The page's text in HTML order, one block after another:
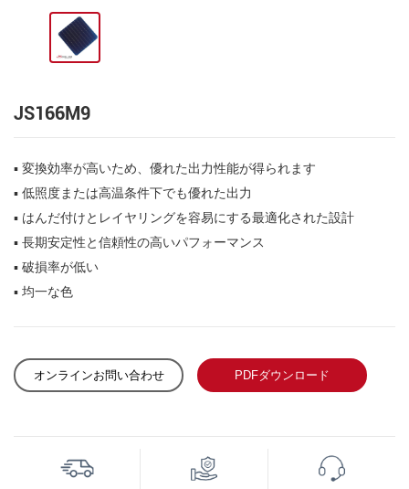
JS166M9
▪ 変換効率が高いため、優れた出力性能が得られます
▪ 低照度または高温条件下でも優れた出力
▪ はんだ付けとレイヤリングを容易にする最適化された設計
▪ 長期安定性と信頼性の高いパフォーマンス
▪ 破損率が低い
▪ 均一な色
オンラインお問い合わせ PDFダウンロード